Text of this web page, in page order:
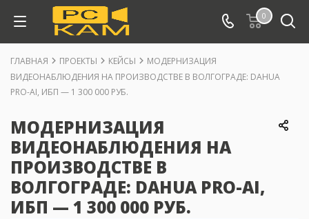
0
ГЛАВНАЯ ПРОЕКТЫ КЕЙСЫ
МОДЕРНИЗАЦИЯ
ВИДЕОНАБЛЮДЕНИЯ НА ПРОИЗВОДСТВЕ В ВОЛГОГРАДЕ: DAHUA
PRO-AI, ИБП — 1 300 000 РУБ.
МОДЕРНИЗАЦИЯ
ВИДЕОНАБЛЮДЕНИЯ НА
ПРОИЗВОДСТВЕ В
ВОЛГОГРАДЕ: DAHUA PRO-AI,
ИБП — 1 300 000 РУБ.